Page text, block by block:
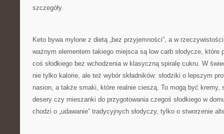
szczegóły.
Keto bywa mylone z dietą „bez przyjemności”, a w
ważnym elementem takiego miejsca są low carb słodycze, które
coś słodkiego bez wchodzenia w klasyczną spiralę cukru. W
nie tylko kalorie, ale też wybór składników: słodziki o lepszym
nasion, a także smaki, które realnie cieszą. To mogą być kremy,
desery czy mieszanki do przygotowania czegoś słodkiego w
chodzi o „udawanie” tradycyjnych słodyczy, tylko o stworzenie